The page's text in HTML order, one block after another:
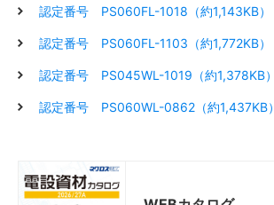
認定番号 PS060FL-1018（約1,143KB）
認定番号 PS060FL-1103（約1,772KB）
認定番号 PS045WL-1019（約1,378KB）
認定番号 PS060WL-0862（約1,437KB）